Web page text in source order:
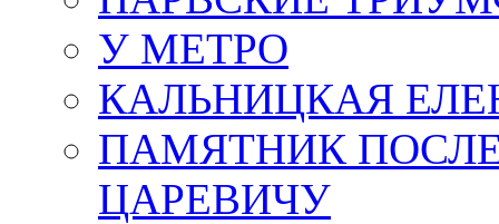
У МЕТРО
КАЛЬНИЦКАЯ
ПАМЯТНИК
ЦАРЕВИЧУ